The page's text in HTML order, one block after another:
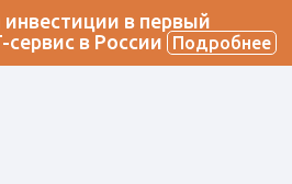
в первый
сервис в России
Подробнее